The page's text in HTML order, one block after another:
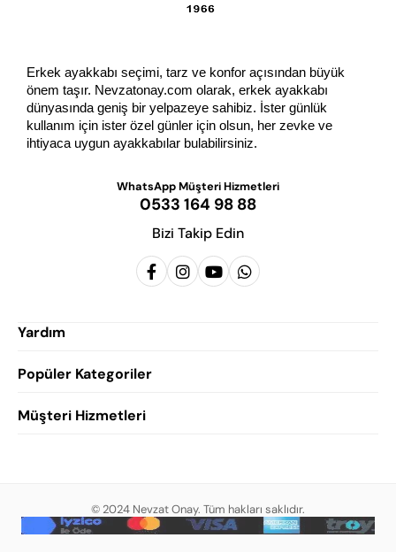
Erkek ayakkabı seçimi, tarz ve konfor açısından büyük
önem taşır. Nevzatonay.com olarak, erkek ayakkabı
dünyasında geniş bir yelpazeye sahibiz. İster günlük
kullanım için ister özel günler için olsun, her zevke ve
ihtiyaca uygun ayakkabılar bulabilirsiniz.
WhatsApp Müşteri Hizmetleri
0533 164 98 88
Bizi Takip Edin
Yardım
Hakkımızda
Popüler Kategoriler
Erkek Klasik Ayakkabı
Erkek Günlük Ayakkabı
Erkek Sandalet
Müşteri Hizmetleri
Mesafeli Satış Sözleşmesi
© 2024 Nevzat Onay. Tüm hakları saklıdır.